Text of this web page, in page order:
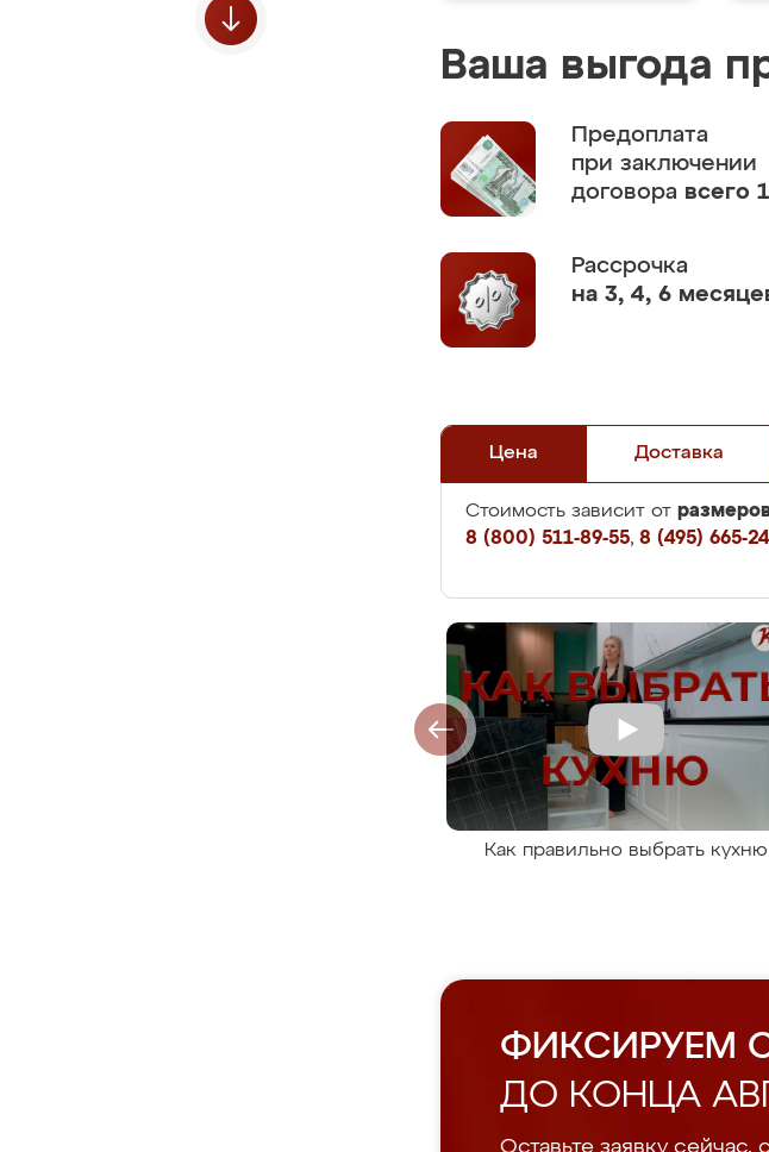
Ваша выгода
Предоплата
при заключении
договора всего
Рассрочка
на 3, 4, 6
Цена Доставка
Стоимость зависит от
8 (800) 511-89-55, 8 (495) 665-
Как правильно выбрать кухню
ФИКСИРУЕМ
ДО КОНЦА
Оставьте заявку сейчас,